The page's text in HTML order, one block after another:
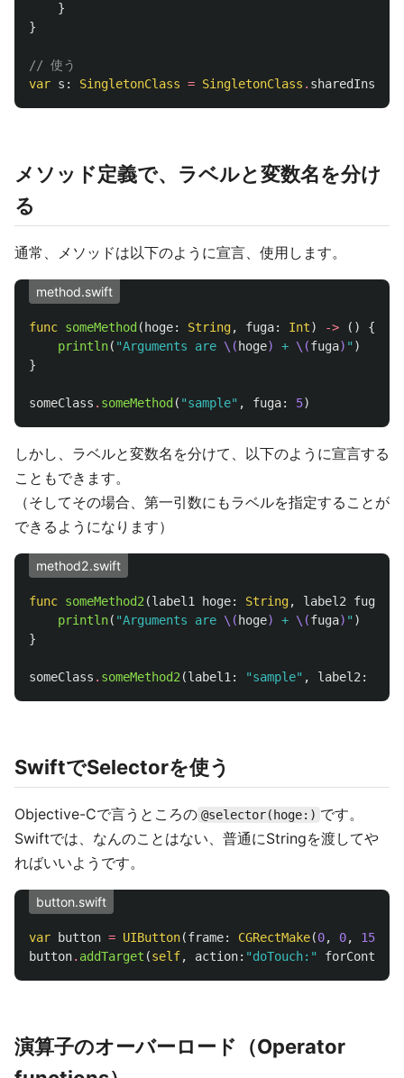
}
}
// 使う
var s : SingletonClass = SingletonClass .
メソッド定義で、ラベルと変数名を分け
る
通常、メソッドは以下のように宣言、使用します。
method.swift
func someMethod ( hoge: String, fuga: Int) -> ()
{
println( "Arguments are \( hoge) + \(fuga) " )
}
someClass . someMethod ( "sample" , fuga: 5)
しかし、ラベルと変数名を分けて、以下のように宣言する
こともできます。
（そしてその場合、第一引数にもラベルを指定することが
できるようになります）
method2.swift
func someMethod2 (label1 hoge: String, label2 fuga
println( "Arguments are \( hoge) + \(fuga) " )
}
someClass . someMethod2 (label1 : "sample" , label2 :
SwiftでSelectorを使う
Objective-Cで言うところの @selector(hoge:) です。
Swiftでは、なんのことはない、普通にStringを渡してや
ればいいようです。
button.swift
var button = UIButton(frame: CGRectMake(0, 0, 150
button. addTarget (self, action: "doTouch:"
演算子のオーバーロード（Operator